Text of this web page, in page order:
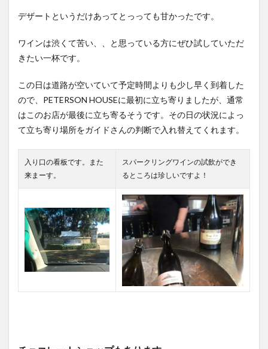
デザートというだけあってとっっても甘かったです。
ワインは渋くて苦い、、と思っている方にぜひ試していただ
きたい一杯です。
この日は道路が空いていて予定時間よりも少し早く到着した
ので、 PETERSON HOUSEに最初に立ち寄りましたが、通常
はこのお店が最後に立ち寄るそうです。その日の状況によっ
て立ち寄り場所をガイドさんの判断で入れ替えてくれます。
入り口の看板です。また
来まーす。
スパークリングワインの試飲ができ
るところは珍しいですよ！